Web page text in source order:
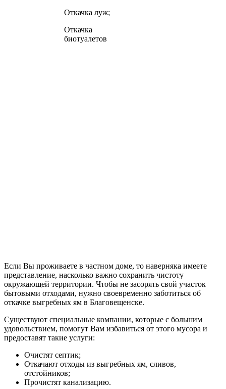
Откачка луж;
Откачка
биотуалетов
Если Вы проживаете в частном доме, то наверняка имеете
представление, насколько важно сохранить чистоту
окружающей территории. Чтобы не засорять свой участок
бытовыми отходами, нужно своевременно заботиться об
откачке выгребных ям в Благовещенске.
Существуют специальные компании, которые с большим
удовольствием, помогут Вам избавиться от этого мусора и
предоставят такие услуги:
Очистят септик;
Откачают отходы из выгребных ям, сливов,
отстойников;
Прочистят канализацию.